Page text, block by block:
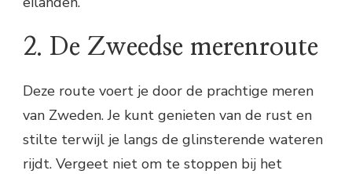
2. De Zweedse merenroute
Deze route voert je door de prachtige meren
van Zweden. Je kunt genieten van de rust en
stilte terwijl je langs de glinsterende wateren
rijdt. Vergeet niet om te stoppen bij het